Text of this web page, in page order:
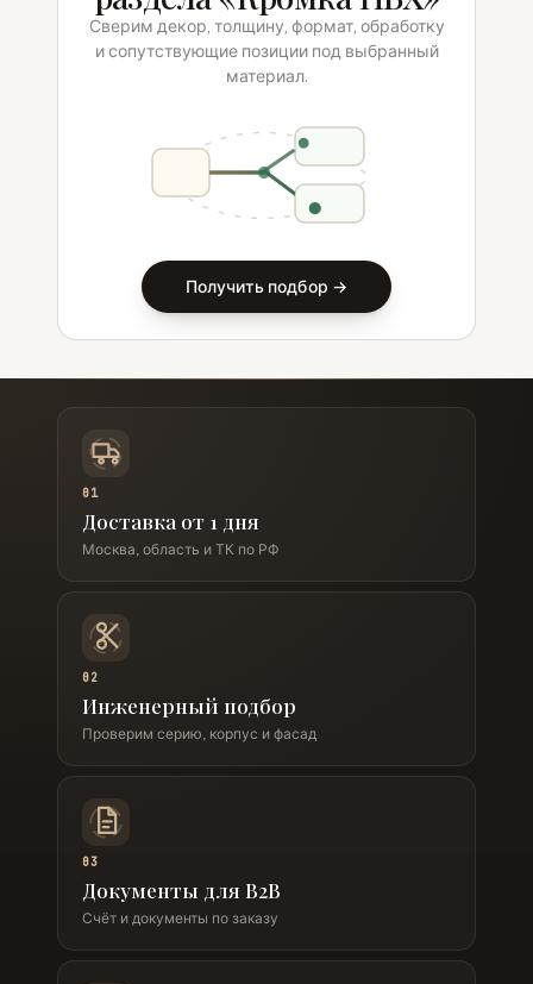
Сверим декор, толщину, формат, обработку
и сопутствующие позиции под выбранный
материал.
Получить подбор →
01
Доставка от 1 дня
Москва, область и ТК по РФ
02
Инженерный подбор
Проверим серию, корпус и фасад
03
Документы для B2B
Счёт и документы по заказу